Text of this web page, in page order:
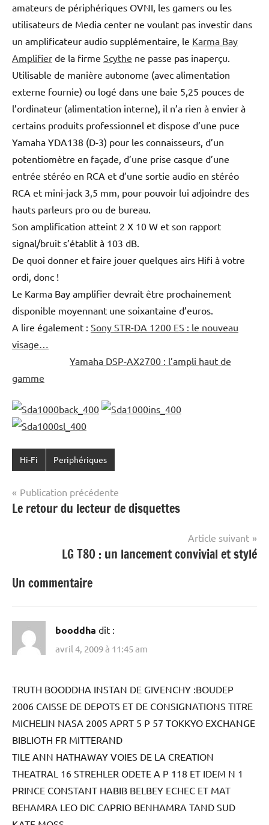
amateurs de périphériques OVNI, les gamers ou les
utilisateurs de Media center ne voulant pas investir dans
un amplificateur audio supplémentaire, le Karma Bay
Amplifier de la firme Scythe ne passe pas inaperçu.
Utilisable de manière autonome (avec alimentation
externe fournie) ou logé dans une baie 5,25 pouces de
l’ordinateur (alimentation interne), il n’a rien à envier à
certains produits professionnel et dispose d’une puce
Yamaha YDA138 (D-3) pour les connaisseurs, d’un
potentiomètre en façade, d’une prise casque d’une
entrée stéréo en RCA et d’une sortie audio en stéréo
RCA et mini-jack 3,5 mm, pour pouvoir lui adjoindre des
hauts parleurs pro ou de bureau.
Son amplification atteint 2 X 10 W et son rapport
signal/bruit s’établit à 103 dB.
De quoi donner et faire jouer quelques airs Hifi à votre
ordi, donc !
Le Karma Bay amplifier devrait être prochainement
disponible moyennant une soixantaine d’euros.
A lire également : Sony STR-DA 1200 ES : le nouveau
visage…
Yamaha DSP-AX2700 : l’ampli haut de
gamme
Hi-Fi Periphériques
Navigation
de
Publication précédente
Le retour du lecteur de disquettes
Article suivant
LG T80 : un lancement convivial et stylé
Un commentaire
booddha dit :
avril 4, 2009 à 11:45 am
TRUTH BOODDHA INSTAN DE GIVENCHY :BOUDEP
2006 CAISSE DE DEPOTS ET DE CONSIGNATIONS TITRE
MICHELIN NASA 2005 APRT 5 P 57 TOKKYO EXCHANGE
BIBLIOTH FR MITTERAND
TILE ANN HATHAWAY VOIES DE LA CREATION
THEATRAL 16 STREHLER ODETE A P 118 ET IDEM N 1
PRINCE CONSTANT HABIB BELBEY ECHEC ET MAT
BEHAMRA LEO DIC CAPRIO BENHAMRA TAND SUD